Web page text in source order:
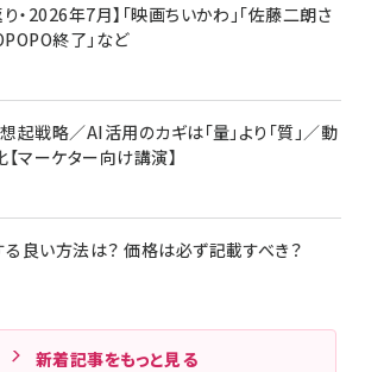
り・2026年7月】「映画ちいかわ」「佐藤二朗さ
終了」など
起戦略／AI活用のカギは「量」より「質」／動
マーケター向け講演】
良い方法は？ 価格は必ず記載すべき？
新着記事をもっと見る